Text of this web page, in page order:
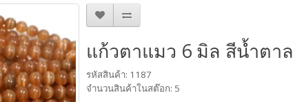
แก้วตาแมว 6 มิล สีน้ำตาล
รหัสสินค้า: 1187
จำนวนสินค้าในสต๊อก: 5